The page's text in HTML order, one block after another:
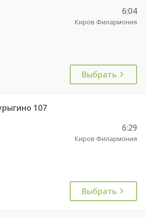
6:04
Киров Филармония
Выбрать
107
6:29
Киров Филармония
Выбрать